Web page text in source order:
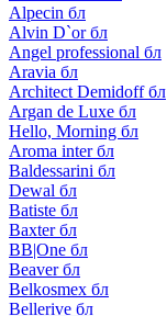
Alpecin бл
Alvin D`or бл
Angel professional бл
Aravia бл
Architect Demidoff бл
Argan de Luxe бл
Hello, Morning бл
Aroma inter бл
Baldessarini бл
Dewal бл
Batiste бл
Baxter бл
BB|One бл
Beaver бл
Belkosmex бл
Bellerive бл